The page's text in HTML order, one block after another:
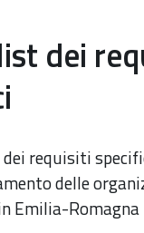
dei
requisiti
delle
Emilia-Romagna